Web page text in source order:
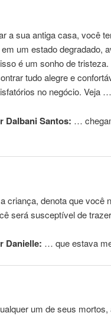
a sua antiga casa, você
um estado degradado,
é um sonho de
tudo alegre e
no negócio. Veja …
Dalbani Santos: …
criança, denota que
será susceptível de
Danielle: … que estava
um de seus